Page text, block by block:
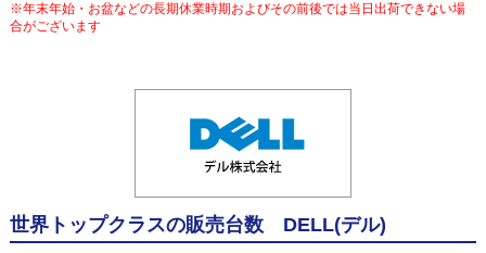
※年末年始・お盆などの長期休業時期およびその前後では当日出荷できない場
合がございます
世界トップクラスの販売台数 DELL(デル)